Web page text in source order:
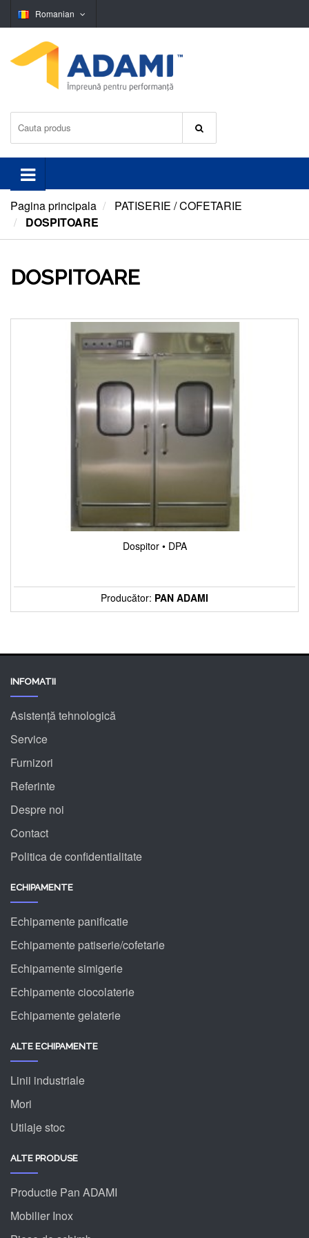
Romanian
Pagina principala
PATISERIE / COFETARIE
DOSPITOARE
DOSPITOARE
Dospitor • DPA
Producător: PAN ADAMI
INFOMATII
Asistență tehnologică
Service
Furnizori
Referinte
Despre noi
Contact
Politica de confidentialitate
ECHIPAMENTE
Echipamente panificatie
Echipamente patiserie/cofetarie
Echipamente simigerie
Echipamente ciocolaterie
Echipamente gelaterie
ALTE ECHIPAMENTE
Linii industriale
Mori
Utilaje stoc
ALTE PRODUSE
Productie Pan ADAMI
Mobilier Inox